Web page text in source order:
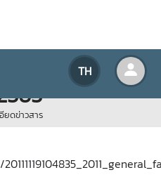
TH
ปีที่ 33 ฉบับที่ 1
ยดข่าวสาร